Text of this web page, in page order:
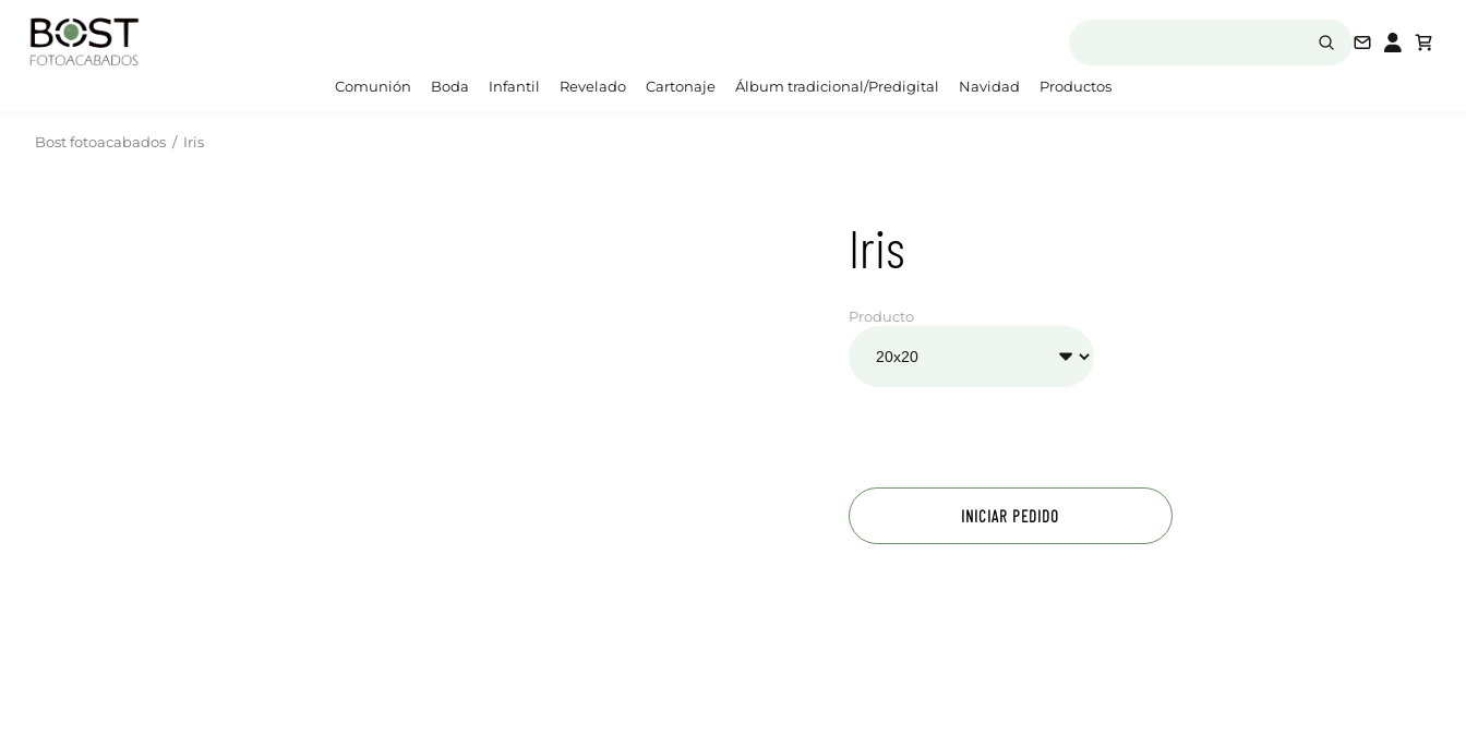
Comunión Boda Infantil Revelado Cartonaje Álbum tradicional/Predigital Navidad Productos
Bost fotoacabados / Iris
Iris
Producto
INICIAR PEDIDO